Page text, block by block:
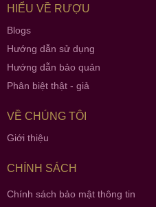
HIỂU VỀ RƯỢU
Blogs
Hướng dẫn sử dụng
Hướng dẫn bảo quản
Phân biệt thật - giả
VỀ CHÚNG TÔI
Giới thiệu
CHÍNH SÁCH
Chính sách bảo mật thông tin